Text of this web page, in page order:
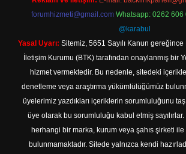
forumhizmeti@gmail.com Whatsapp: 0262 606
@karabul
Yasal Uyarı: Sitemiz, 5651 Sayılı Kanun
İletişim Kurumu (BTK) tarafından onaylanmış bir
hizmet vermektedir. Bu nedenle, sitedeki
denetleme veya araştırma yükümlülüğümüz
üyelerimiz yazdıkları içeriklerin sorumluluğunu
üye olarak bu sorumluluğu kabul etmiş
herhangi bir marka, kurum veya şahıs şirketi ile
bulunmamaktadır. Sitede yalnızca kendi